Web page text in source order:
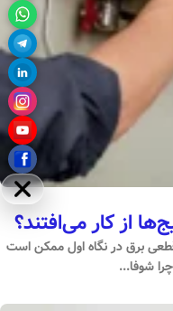
از کار می‌افتند؟
برق در نگاه اول ممکن است
شوفا...